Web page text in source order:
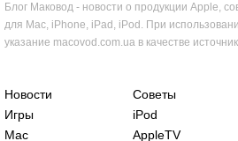
Блог Маковод - новости о продукции Apple,
для Mac, iPhone, iPad, iPod. При
указание macovod.com.ua в качестве
Новости Советы
Игры
iPod
Mac
AppleTV